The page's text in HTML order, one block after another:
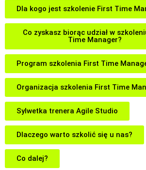
Dla kogo jest szkolenie First Time
Co zyskasz biorąc udział w
Time Manager?
Program szkolenia First Time
Organizacja szkolenia First Time
Sylwetka trenera Agile Studio
Dlaczego warto szkolić się u nas?
Co dalej?